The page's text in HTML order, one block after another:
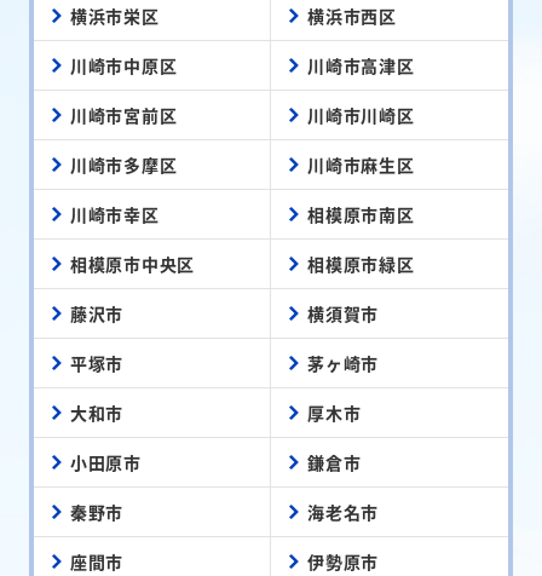
横浜市栄区 横浜市西区
川崎市中原区 川崎市高津区
川崎市宮前区 川崎市川崎区
川崎市多摩区 川崎市麻生区
川崎市幸区 相模原市南区
相模原市中央区 相模原市緑区
藤沢市 横須賀市
平塚市 茅ヶ崎市
大和市 厚木市
小田原市 鎌倉市
秦野市 海老名市
座間市 伊勢原市